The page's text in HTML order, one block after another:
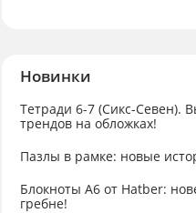
Новинки
Тетради 6-7 (Сикс-Севен).
трендов на обложках!
Пазлы в рамке: новые
Блокноты А6 от Hatber:
гребне!